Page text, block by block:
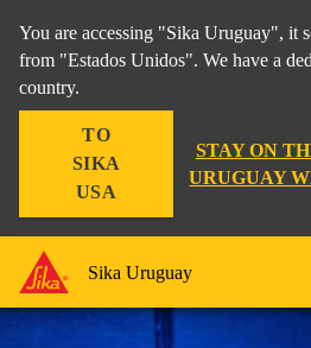
You are accessing "Sika Uruguay", it
from "Estados Unidos". We have a
country.
TO
SIKA
USA
STAY ON
URUGUAY
Sika Uruguay